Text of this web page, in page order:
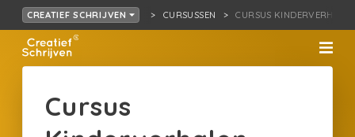
CREATIEF SCHRIJVEN CURSUSSEN CURSUS
Cursus